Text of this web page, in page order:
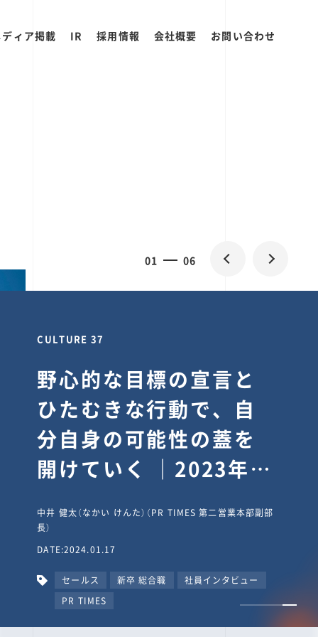
ィア掲載 IR 採用情報 会社概要 お問い合わせ
0 06
CULTURE 30
逆境では自分のスタン
スを変え“予想を裏切
り、期待を超える”【真
輔塾・前編】
山田真輔（やまだ しんすけ）（執行役員 兼 Jooto事業部
長）
DATE:2023.09.08
カルチャー CxO キャリア入社 Jooto